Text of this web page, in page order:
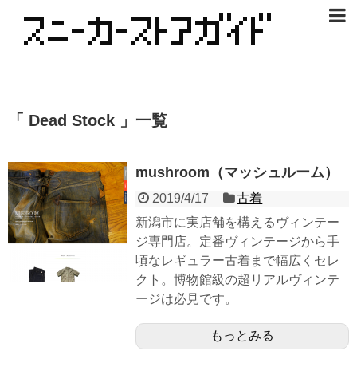
「 Dead Stock 」一覧
mushroom（マッシュルーム）
2019/4/17
古着
新潟市に実店舗を構えるヴィンテー
ジ専門店。定番ヴィンテージから手
頃なレギュラー古着まで幅広くセレ
クト。博物館級の超リアルヴィンテ
ージは必見です。
もっとみる